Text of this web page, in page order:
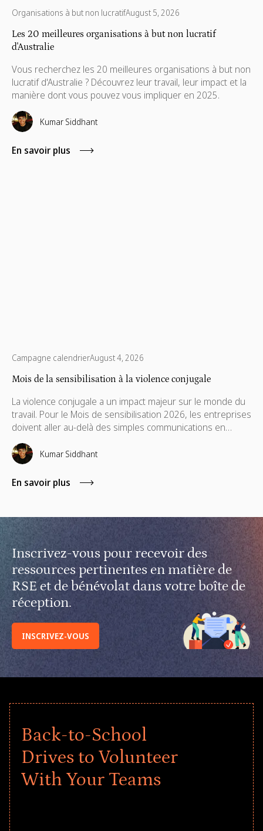
Organisations à but non lucratifAugust 5, 2026
Les 20 meilleures organisations à but non lucratif
d'Australie
Vous recherchez les 20 meilleures organisations à but non
lucratif d'Australie ? Découvrez leur travail, leur impact et la
manière dont vous pouvez vous impliquer en 2025.
Kumar Siddhant
En savoir plus
Campagne calendrierAugust 4, 2026
Mois de la sensibilisation à la violence conjugale
La violence conjugale a un impact majeur sur le monde du
travail. Pour le Mois de sensibilisation 2026, les entreprises
doivent aller au-delà des simples communications en
mettant en place des politiques de soutien, des aides
financières, des formations pour les managers à distance
et du mécénat de compétences.
Kumar Siddhant
En savoir plus
Inscrivez-vous pour recevoir des
ressources pertinentes en matière de
RSE et de bénévolat dans votre boîte de
réception.
INSCRIVEZ-VOUS
Back-to-School
Drives to Volunteer
With Your Teams